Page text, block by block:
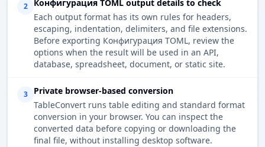
2
Конфигурация TOML output details to check
Each output format has its own rules for headers,
escaping, indentation, delimiters, and file extensions.
Before exporting Конфигурация TOML, review the
options when the result will be used in an API,
database, spreadsheet, document, or static site.
3
Private browser-based conversion
TableConvert runs table editing and standard format
conversion in your browser. You can inspect the
converted data before copying or downloading the
final file, without installing desktop software.